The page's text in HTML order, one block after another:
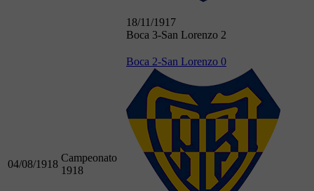
18/11/1917
Boca 3-San Lorenzo 2
04/08/1918
Campeonato
1918
Boca 2-San Lorenzo 0